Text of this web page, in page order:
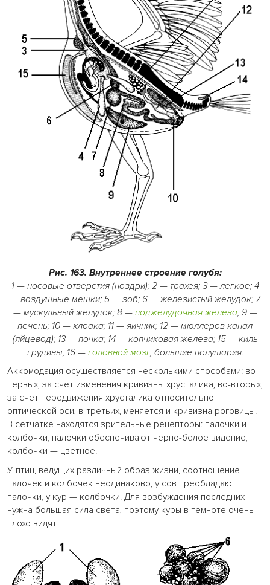
Рис. 163. Внутреннее строение голубя:
1 — носовые отверстия (ноздри); 2 — трахея; 3 — легкое; 4
— воздушные мешки; 5 — зоб; 6 — железистый желудок; 7
— мускульный желудок; 8 — поджелудочная железа; 9 —
печень; 10 — клоака; 11 — яичник; 12 — мюллеров канал
(яйцевод); 13 — почка; 14 — копчиковая железа; 15 — киль
грудины; 16 — головной мозг, большие полушария.
Аккомодация осуществляется несколькими способами: во-
первых, за счет изменения кривизны хрусталика, во-вторых,
за счет передвижения хрусталика относительно
оптической оси, в-третьих, меняется и кривизна роговицы.
В сетчатке находятся зрительные рецепторы: палочки и
колбочки, палочки обеспечивают черно-белое видение,
колбочки — цветное.
У птиц, ведущих различный образ жизни, соотношение
палочек и колбочек неодинаково, у сов преобладают
палочки, у кур — колбочки. Для возбуждения последних
нужна большая сила света, поэтому куры в темноте очень
плохо видят.